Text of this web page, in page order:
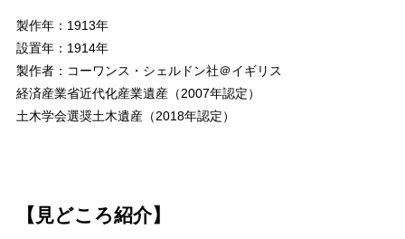
製作年：1913年
設置年：1914年
製作者：コーワンス・シェルドン社＠イギリス
経済産業省近代化産業遺産（2007年認定）
土木学会選奨土木遺産（2018年認定）
【見どころ紹介】